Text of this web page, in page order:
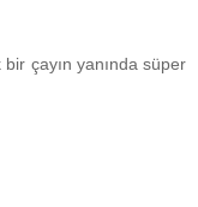
çayın yanında süper